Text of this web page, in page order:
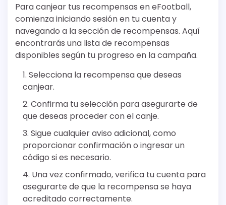
Para canjear tus recompensas en eFootball,
comienza iniciando sesión en tu cuenta y
navegando a la sección de recompensas. Aquí
encontrarás una lista de recompensas
disponibles según tu progreso en la campaña.
Selecciona la recompensa que deseas
canjear.
Confirma tu selección para asegurarte de
que deseas proceder con el canje.
Sigue cualquier aviso adicional, como
proporcionar confirmación o ingresar un
código si es necesario.
Una vez confirmado, verifica tu cuenta para
asegurarte de que la recompensa se haya
acreditado correctamente.